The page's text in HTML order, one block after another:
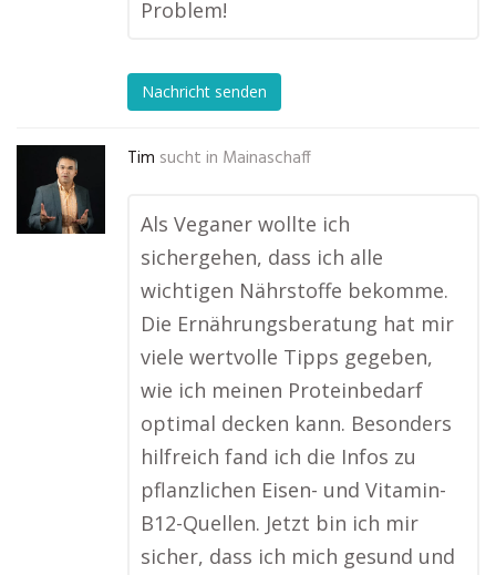
Problem!
Nachricht senden
Tim sucht in Mainaschaff
Als Veganer wollte ich
sichergehen, dass ich alle
wichtigen Nährstoffe bekomme.
Die Ernährungsberatung hat mir
viele wertvolle Tipps gegeben,
wie ich meinen Proteinbedarf
optimal decken kann. Besonders
hilfreich fand ich die Infos zu
pflanzlichen Eisen- und Vitamin-
B12-Quellen. Jetzt bin ich mir
sicher, dass ich mich gesund und